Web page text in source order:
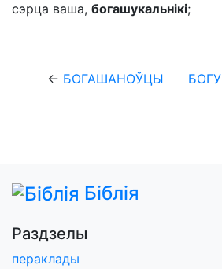
сэрца ваша, богашукальнікі;
← БОГАШАНОЎЦЫ БОГУ
Біблія
Раздзелы
пераклады